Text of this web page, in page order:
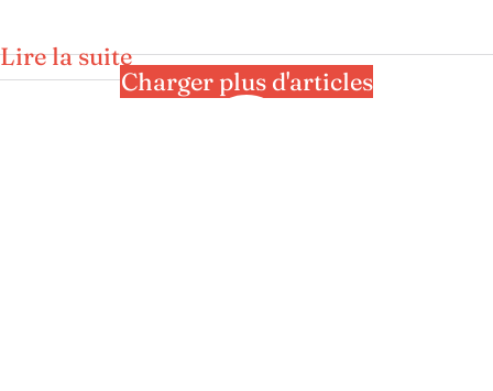
Lire la suite
Charger plus d'articles